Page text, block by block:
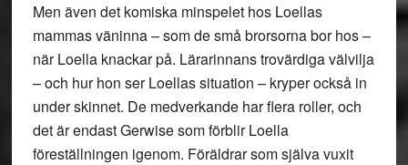
Men även det komiska minspelet hos Loellas
mammas väninna – som de små brorsorna bor hos –
när Loella knackar på. Lärarinnans trovärdiga välvilja
– och hur hon ser Loellas situation – kryper också in
under skinnet. De medverkande har flera roller, och
det är endast Gerwise som förblir Loella
föreställningen igenom. Föräldrar som själva vuxit